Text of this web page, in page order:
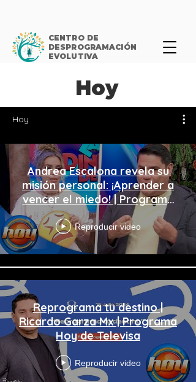
CENTRO DE
DESPROGRAMACIÓN
EVOLUTIVA
Hoy
Hoy
Andrea Escalona revela su
misión personal: ¡Aprender a
vencer el miedo! | Programa
Hoy
Reproducir video
Reprograma tu destino |
Ricardo Garza Mx | Programa
Hoy de Televisa
Reproducir video